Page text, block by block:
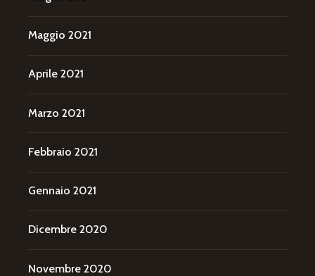
Maggio 2021
Aprile 2021
Marzo 2021
Febbraio 2021
Gennaio 2021
Dicembre 2020
Novembre 2020